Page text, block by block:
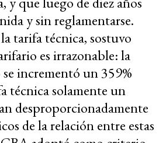
y sin reglamentarse.
tarifa técnica, sostuvo
es irrazonable: la
incrementó un 359%
técnica solamente un
desproporcionadamente
de la relación entre estas